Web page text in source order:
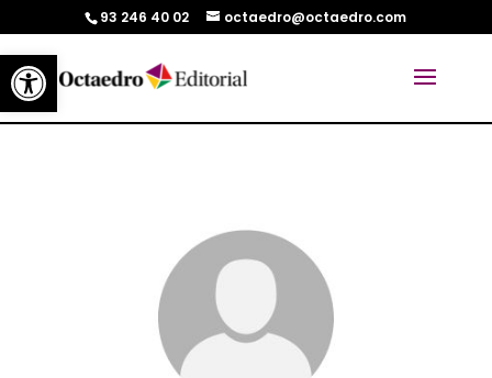
Abrir barra de herramientas
93 246 40 02 octaedro@octaedro.com